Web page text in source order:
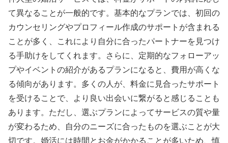
て異なることが一般的です。基本的なプランでは、初回の
カウンセリングやプロフィール作成のサポートが含まれる
ことが多く、これにより自分に合ったパートナーを見つけ
る手助けをしてくれます。さらに、定期的なフォローアッ
プやイベントの紹介があるプランになると、費用が高くな
る傾向があります。多くの人が、料金に見合ったサポート
を受けることで、より良い出会いに繋がると感じることも
あります。ただし、選ぶプランによってサービスの質や量
が変わるため、自分のニーズに合ったものを選ぶことが大
切です。婚活には時間とお金がかかることが多いため、慎